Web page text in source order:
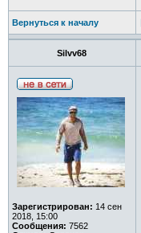
Вернуться к началу
Silvv68
Зарегистрирован: 14 сен
2018, 15:00
Сообщения: 7562